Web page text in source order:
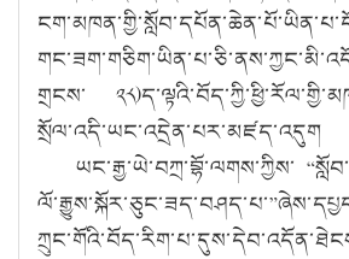
གྲངས་
སྲོལ་འདི་ཡང་འདྲེན་པར་མཛད་འདུག
ཡང་རྒྱ་ཡེ་བཀྲ་བྷོ་ལགས་ཀྱིས་ “
ལོ་རྒྱུས་སྐོར་ཅུང་ཟད་བཤད་པ་”